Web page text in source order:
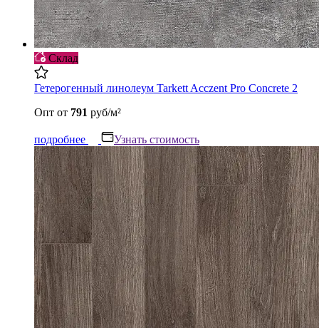
Склад
Гетерогенный линолеум Tarkett Acczent Pro Concrete 2
Опт от 791 руб/м²
подробнее Узнать стоимость